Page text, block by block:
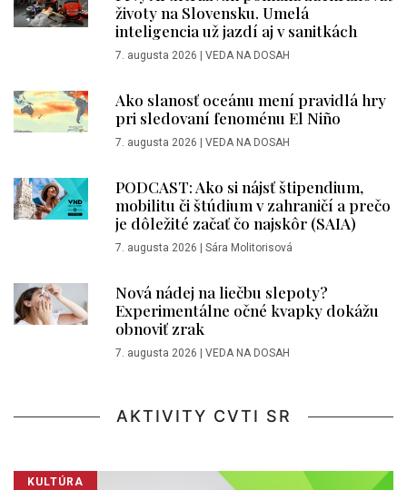
životy na Slovensku. Umelá
inteligencia už jazdí aj v sanitkách
7. augusta 2026 | VEDA NA DOSAH
Ako slanosť oceánu mení pravidlá hry
pri sledovaní fenoménu El Niño
7. augusta 2026 | VEDA NA DOSAH
PODCAST: Ako si nájsť štipendium,
mobilitu či štúdium v zahraničí a prečo
je dôležité začať čo najskôr (SAIA)
7. augusta 2026 | Sára Molitorisová
Nová nádej na liečbu slepoty?
Experimentálne očné kvapky dokážu
obnoviť zrak
7. augusta 2026 | VEDA NA DOSAH
AKTIVITY CVTI SR
KULTÚRA